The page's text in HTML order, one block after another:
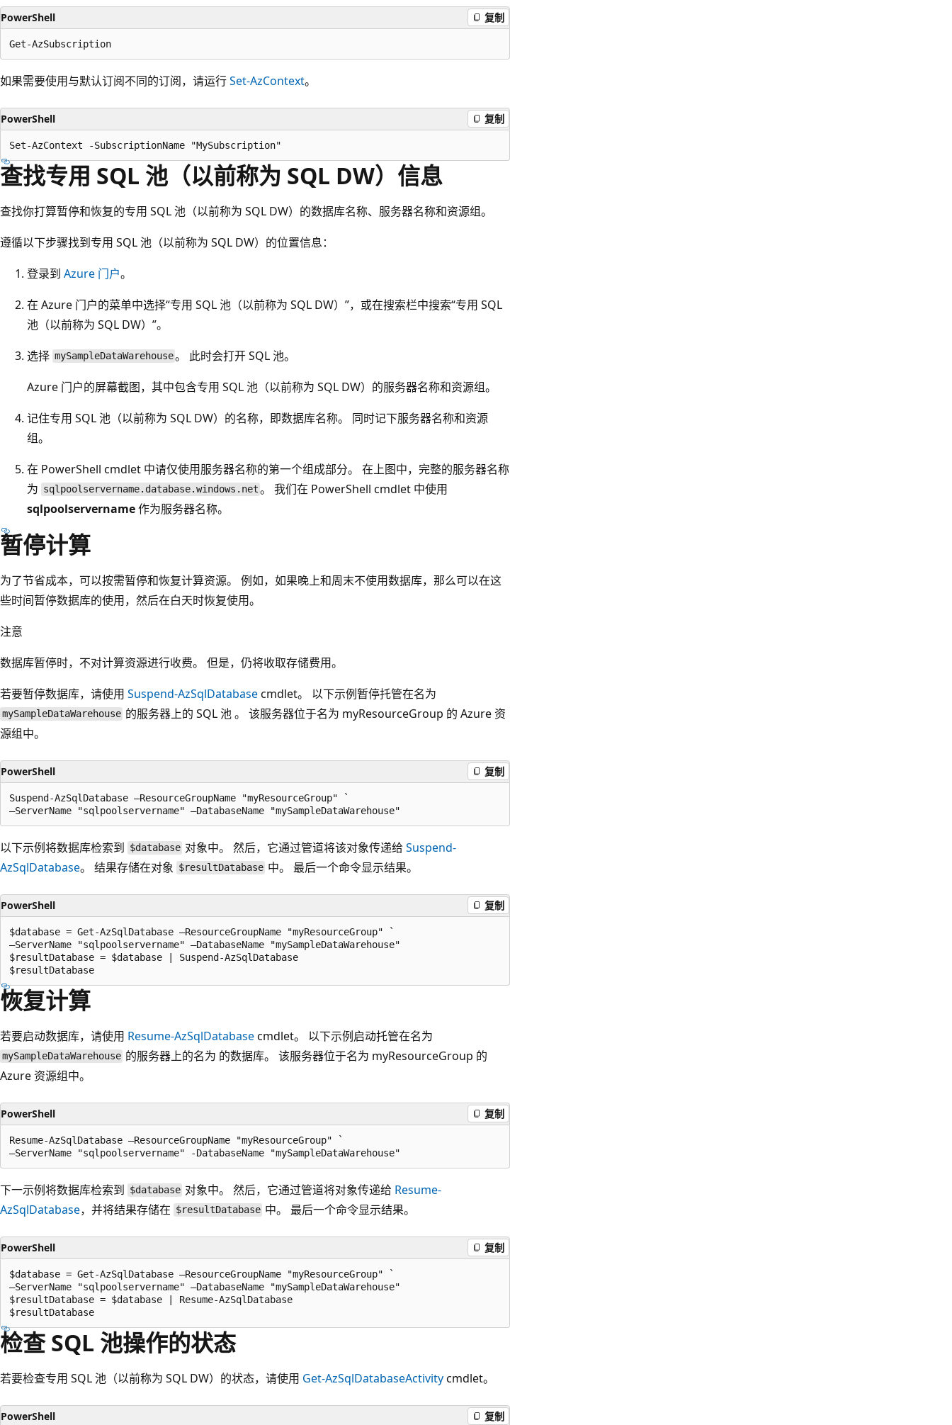
PowerShell 复制
如果需要使用与默认订阅不同的订阅，请运行Set-AzContext。
PowerShell 复制
查找专用 SQL 池（以前称为 SQL DW）信息
查找你打算暂停和恢复的专用 SQL 池（以前称为 SQL DW）的数据库名称、服务器名称和资源组。
遵循以下步骤找到专用 SQL 池（以前称为 SQL DW）的位置信息：
登录到 Azure 门户。
在 Azure 门户的菜单中选择“专用 SQL 池（以前称为 SQL DW）”，或在搜索栏中搜索“专用 SQL
池（以前称为 SQL DW）”。
选择 mySampleDataWarehouse。 此时会打开 SQL 池。
Azure 门户的屏幕截图，其中包含专用 SQL 池（以前称为 SQL DW）的服务器名称和资源组。
记住专用 SQL 池（以前称为 SQL DW）的名称，即数据库名称。 同时记下服务器名称和资源
组。
在 PowerShell cmdlet 中请仅使用服务器名称的第一个组成部分。 在上图中，完整的服务器名称
为 sqlpoolservername.database.windows.net 。 我们在 PowerShell cmdlet 中使用
sqlpoolservername作为服务器名称。
暂停计算
为了节省成本，可以按需暂停和恢复计算资源。 例如，如果晚上和周末不使用数据库，那么可以在这
些时间暂停数据库的使用，然后在白天时恢复使用。
注意
数据库暂停时，不对计算资源进行收费。 但是，仍将收取存储费用。
若要暂停数据库，请使用 Suspend-AzSqlDatabasecmdlet。 以下示例暂停托管在名为
mySampleDataWarehouse 的服务器上的 SQL 池。 该服务器位于名为 myResourceGroup 的 Azure 资
源组中。
PowerShell 复制
Suspend-AzSqlDatabase –ResourceGroupName "myResourceGroup" `
以下示例将数据库检索到 $database 对象中。 然后，它通过管道将该对象传递给Suspend-
AzSqlDatabase。 结果存储在对象 $resultDatabase 中。 最后一个命令显示结果。
PowerShell 复制
$database = Get-AzSqlDatabase –ResourceGroupName "myResourceGroup" `
–ServerName "sqlpoolservername" –DatabaseName "mySampleDataWarehouse"
$resultDatabase = $database | Suspend-AzSqlDatabase
恢复计算
若要启动数据库，请使用 Resume-AzSqlDatabasecmdlet。 以下示例启动托管在名为
mySampleDataWarehouse 的服务器上的名为 的数据库。 该服务器位于名为 myResourceGroup 的
Azure 资源组中。
PowerShell 复制
Resume-AzSqlDatabase –ResourceGroupName "myResourceGroup" `
下一示例将数据库检索到 $database 对象中。 然后，它通过管道将对象传递给 Resume-
AzSqlDatabase，并将结果存储在 $resultDatabase 中。 最后一个命令显示结果。
PowerShell 复制
$database = Get-AzSqlDatabase –ResourceGroupName "myResourceGroup" `
–ServerName "sqlpoolservername" –DatabaseName "mySampleDataWarehouse"
$resultDatabase = $database | Resume-AzSqlDatabase
检查 SQL 池操作的状态
若要检查专用 SQL 池（以前称为 SQL DW）的状态，请使用 Get-AzSqlDatabaseActivitycmdlet。
PowerShell 复制